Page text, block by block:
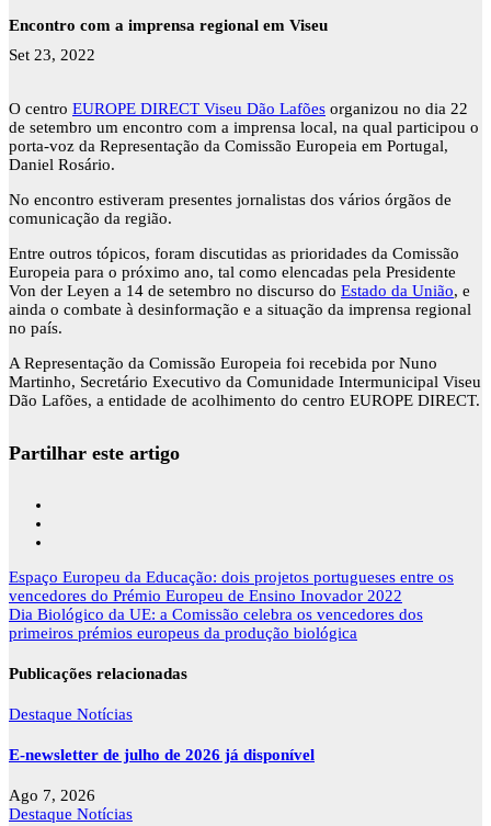
Encontro com a imprensa regional em Viseu
Set 23, 2022
O centro EUROPE DIRECT Viseu Dão Lafões organizou no dia 22
de setembro um encontro com a imprensa local, na qual participou o
porta-voz da Representação da Comissão Europeia em Portugal,
Daniel Rosário.
No encontro estiveram presentes jornalistas dos vários órgãos de
comunicação da região.
Entre outros tópicos, foram discutidas as prioridades da Comissão
Europeia para o próximo ano, tal como elencadas pela Presidente
Von der Leyen a 14 de setembro no discurso do Estado da União, e
ainda o combate à desinformação e a situação da imprensa regional
no país.
A Representação da Comissão Europeia foi recebida por Nuno
Martinho, Secretário Executivo da Comunidade Intermunicipal Viseu
Dão Lafões, a entidade de acolhimento do centro EUROPE DIRECT.
Partilhar este artigo
Navegação
de
artigos
Espaço Europeu da Educação: dois projetos portugueses entre os
vencedores do Prémio Europeu de Ensino Inovador 2022
Dia Biológico da UE: a Comissão celebra os vencedores dos
primeiros prémios europeus da produção biológica
Publicações relacionadas
Destaque Notícias
E-newsletter de julho de 2026 já disponível
Ago 7, 2026
Destaque Notícias